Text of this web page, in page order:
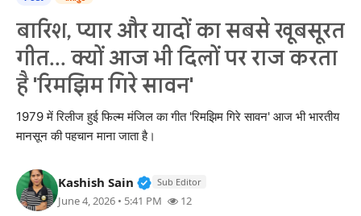
राजस्थान
राजनीति
क्राइम
बॉलीवुड
बारिश, प्यार और यादों का सबसे खूबसूरत
गीत... क्यों आज भी दिलों पर राज करता
है 'रिमझिम गिरे सावन'
1979 में रिलीज हुई फिल्म मंजिल का गीत 'रिमझिम गिरे सावन' आज भी भारतीय
मानसून की पहचान माना जाता है।
Kashish Sain Verified Public Figure • 11 Jun,
Sub Editor
June 4, 2026 • 5:41 PM 12